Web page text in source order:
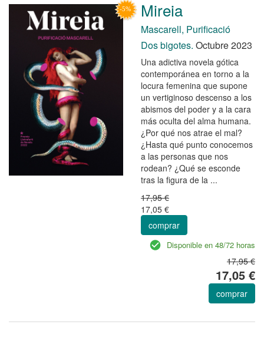
Mireia
Mascarell, Purificació
Dos bigotes. Octubre 2023
Una adictiva novela gótica
contemporánea en torno a la
locura femenina que supone
un vertiginoso descenso a los
abismos del poder y a la cara
más oculta del alma humana.
¿Por qué nos atrae el mal?
¿Hasta qué punto conocemos
a las personas que nos
rodean? ¿Qué se esconde
tras la figura de la ...
17,95 €
17,05 €
comprar
Disponible en 48/72 horas
17,95 €
17,05 €
comprar